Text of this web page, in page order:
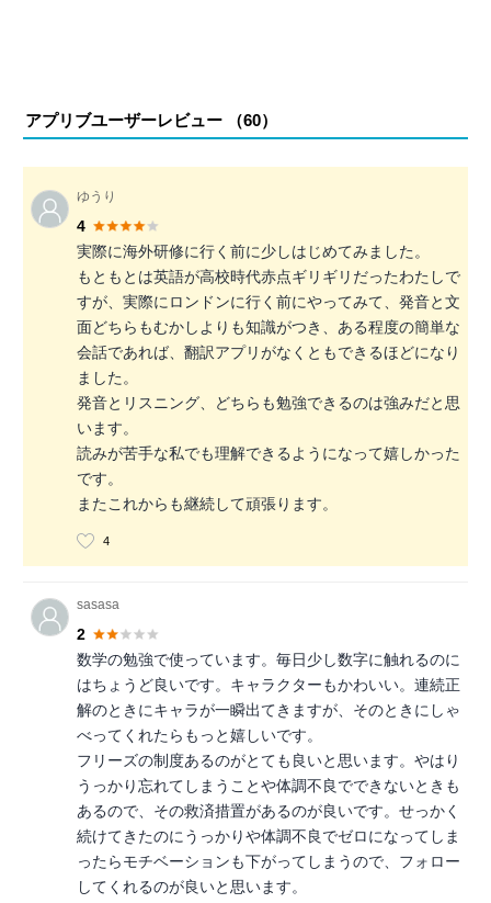
アプリブユーザーレビュー （60）
ゆうり
4
実際に海外研修に行く前に少しはじめてみました。
もともとは英語が高校時代赤点ギリギリだったわたしで
すが、実際にロンドンに行く前にやってみて、発音と文
面どちらもむかしよりも知識がつき、ある程度の簡単な
会話であれば、翻訳アプリがなくともできるほどになり
ました。
発音とリスニング、どちらも勉強できるのは強みだと思
います。
読みが苦手な私でも理解できるようになって嬉しかった
です。
またこれからも継続して頑張ります。
4
sasasa
2
数学の勉強で使っています。毎日少し数字に触れるのに
はちょうど良いです。キャラクターもかわいい。連続正
解のときにキャラが一瞬出てきますが、そのときにしゃ
べってくれたらもっと嬉しいです。
フリーズの制度あるのがとても良いと思います。やはり
うっかり忘れてしまうことや体調不良でできないときも
あるので、その救済措置があるのが良いです。せっかく
続けてきたのにうっかりや体調不良でゼロになってしま
ったらモチベーションも下がってしまうので、フォロー
してくれるのが良いと思います。